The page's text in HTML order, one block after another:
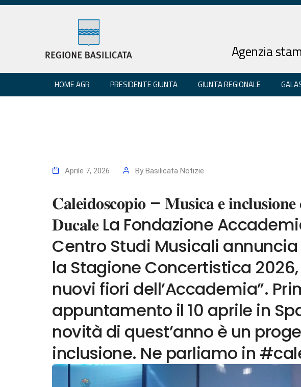
Agenzia
HOME AGR PRESIDENTE GIUNTA GIUNTA REGIONALE
Aprile 7, 2026 By Basilicata Notizie
𝐂𝐚𝐥𝐞𝐢𝐝𝐨𝐬𝐜𝐨𝐩𝐢𝐨 – 𝐌𝐮𝐬𝐢𝐜𝐚 𝐞
𝐃𝐮𝐜𝐚𝐥𝐞 La Fondazione
Centro Studi Musicali
la Stagione Concertistica
nuovi fiori dell’Accademia”.
appuntamento il 10 aprile in
novità di quest’anno è un
inclusione. Ne parliamo in